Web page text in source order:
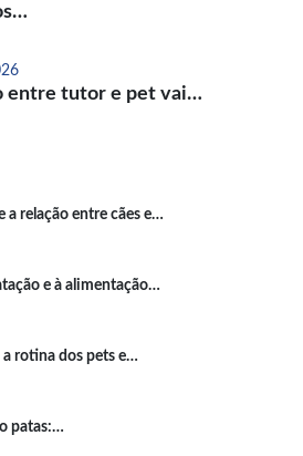
entre tutor e pet vai…
a relação entre cães e…
e à alimentação…
rotina dos pets e…
patas:…